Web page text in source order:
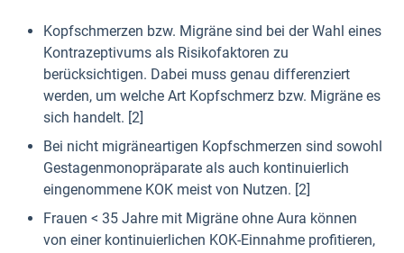
Kopfschmerzen bzw. Migräne sind bei der Wahl eines
Kontrazeptivums als Risikofaktoren zu
berücksichtigen. Dabei muss genau differenziert
werden, um welche Art Kopfschmerz bzw. Migräne es
sich handelt. [2]
Bei nicht migräneartigen Kopfschmerzen sind sowohl
Gestagenmonopräparate als auch kontinuierlich
eingenommene KOK meist von Nutzen. [2]
Frauen < 35 Jahre mit Migräne ohne Aura können
von einer kontinuierlichen KOK-Einnahme profitieren,